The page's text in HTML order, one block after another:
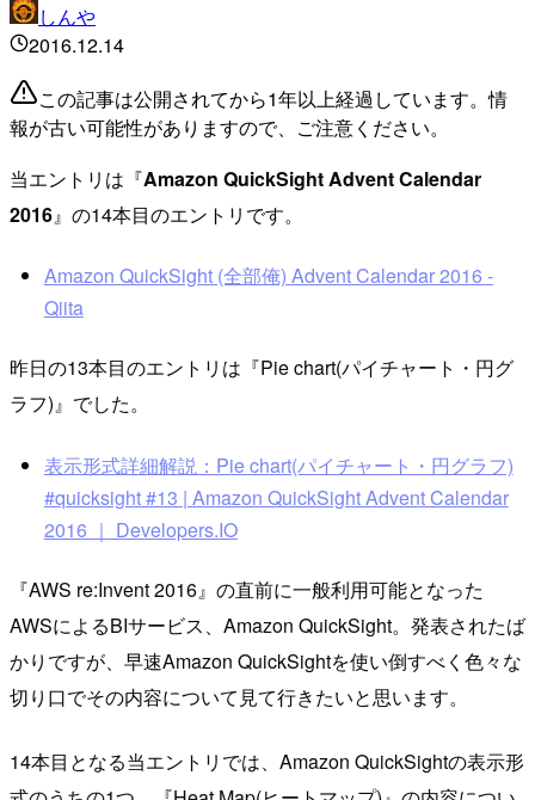
しんや
2016.12.14
この記事は公開されてから1年以上経過しています。情
報が古い可能性がありますので、ご注意ください。
当エントリは『Amazon QuickSight Advent Calendar
2016』の14本目のエントリです。
Amazon QuickSight (全部俺) Advent Calendar 2016 -
Qiita
昨日の13本目のエントリは『Pie chart(パイチャート・円グ
ラフ)』でした。
表示形式詳細解説：Pie chart(パイチャート・円グラフ)
#quicksight #13 | Amazon QuickSight Advent Calendar
2016 ｜ Developers.IO
『AWS re:Invent 2016』の直前に一般利用可能となった
AWSによるBIサービス、Amazon QuickSight。発表されたば
かりですが、早速Amazon QuickSightを使い倒すべく色々な
切り口でその内容について見て行きたいと思います。
14本目となる当エントリでは、Amazon QuickSightの表示形